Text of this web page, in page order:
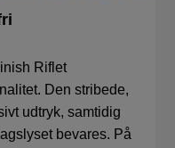
Riflet
Den stribede,
udtryk, samtidig
bevares. På